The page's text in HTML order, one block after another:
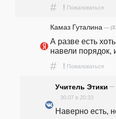
# ! Пожаловаться
Камaз Гутaлина —
А разве есть
навели порядок,
# ! Пожаловаться
Учитель Этики —
30.07 в 20:33
Наверно есть,